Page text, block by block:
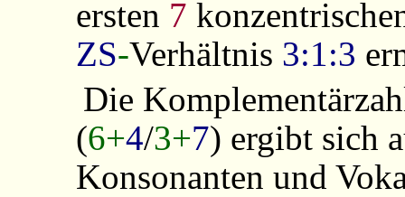
ersten 7
ZS-Verhältnis 3:1:3
Die
(6+4/3+7) ergibt sich
Konsonanten und